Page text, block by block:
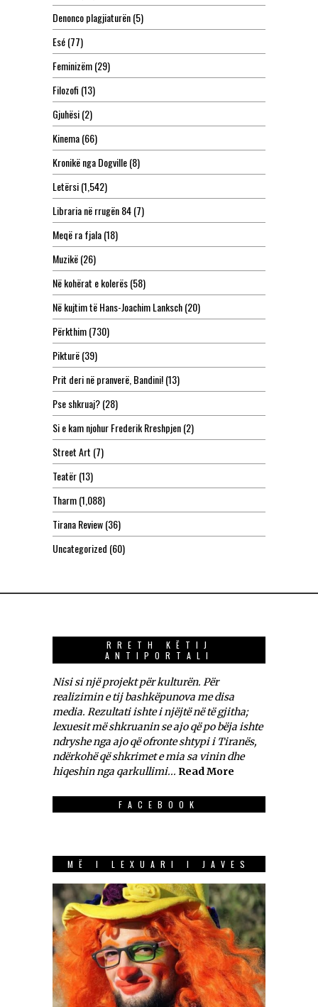
Denonco plagjiaturën(5)
Esé(77)
Feminizëm(29)
Filozofi (13)
Gjuhësi(2)
Kinema(66)
Kronikë nga Dogville(8)
Letërsi(1,542)
Libraria në rrugën 84(7)
Meqë ra fjala(18)
Muzikë(26)
Në kohërat e kolerës(58)
Në kujtim të Hans-Joachim Lanksch(20)
Përkthim(730)
Pikturë(39)
Prit deri në pranverë, Bandini!(13)
Pse shkruaj?(28)
Si e kam njohur Frederik Rreshpjen(2)
Street Art (7)
Teatër(13)
Tharm(1,088)
Tirana Review(36)
Uncategorized (60)
RRETH KËTIJ
ANTIPORTALI
Nisi si një projekt për kulturën. Për
realizimin e tij bashkëpunova me disa
media. Rezultati ishte i njëjtë në të gjitha;
lexuesit më shkruanin se ajo që po bëja ishte
ndryshe nga ajo që ofronte shtypi i Tiranës,
ndërkohë që shkrimet e mia sa vinin dhe
hiqeshin nga qarkullimi... Read More
FACEBOOK
MË I LEXUARI I JAVES